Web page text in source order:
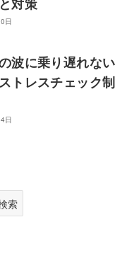
対策
日
波に乗り遅れない
トレスチェック制
日
索